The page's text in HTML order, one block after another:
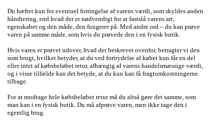
Du hæfter kun for eventuel forringelse af varens værdi, som skyldes anden
håndtering, end hvad der er nødvendigt for at fastslå varens art,
egenskaber og den måde, den fungerer på. Med andre ord – du kan prøve
varen på samme måde, som hvis du prøvede den i en fysisk butik.
Hvis varen er prøvet udover, hvad der beskrevet ovenfor, betragter vi den
som brugt, hvilket betyder, at du ved fortrydelse af købet kun får en del
eller intet af købsbeløbet retur, afhængig af varens handelsmæssige værdi,
og i visse tilfælde kan det betyde, at du kun kan få fragtomkostningerne
tilbage.
For at modtage hele købsbeløbet retur må du altså gøre det samme, som
man kan i en fysisk butik. Du må afprøve varen, men ikke tage den i
egentlig brug.